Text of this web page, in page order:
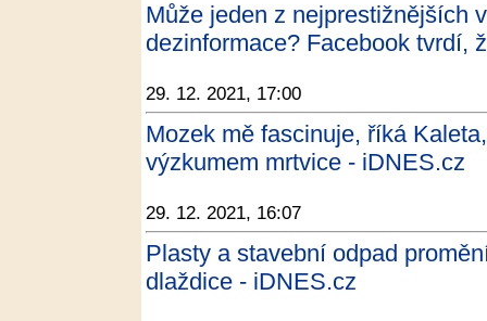
Může jeden z nejprestižnějších
dezinformace? Facebook tvrdí,
29. 12. 2021, 17:00
Mozek mě fascinuje, říká
výzkumem mrtvice - iDNES.cz
29. 12. 2021, 16:07
Plasty a stavební odpad
dlaždice - iDNES.cz